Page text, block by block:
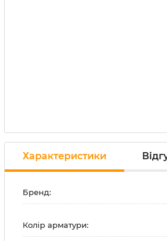
Характеристики
Бренд:
Колір арматури: